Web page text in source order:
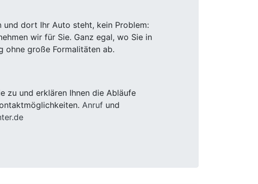
und dort Ihr Auto steht, kein Problem:
wir für Sie. Ganz egal, wo Sie in
ohne große Formalitäten ab.
zu und erklären Ihnen die Abläufe
Anruf und